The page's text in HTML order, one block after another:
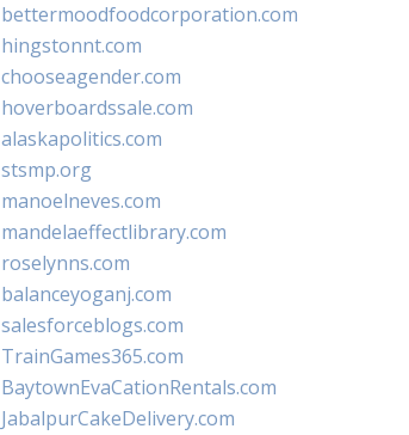
bettermoodfoodcorporation.com
hingstonnt.com
chooseagender.com
hoverboardssale.com
alaskapolitics.com
stsmp.org
manoelneves.com
mandelaeffectlibrary.com
roselynns.com
balanceyoganj.com
salesforceblogs.com
TrainGames365.com
BaytownEvaCationRentals.com
JabalpurCakeDelivery.com